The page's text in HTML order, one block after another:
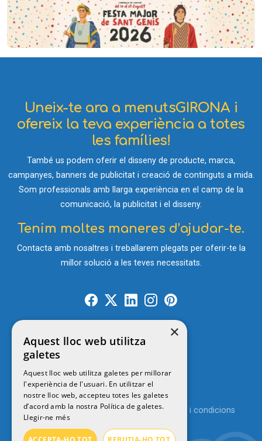
Contacte
© 2026MENUTSGIRONA
Uneix-te ara a menutsGIRONA i
ofereix la teva experiència a totes
les famílies!
També us podem oferir el disseny de producte, marca,
campanyes, banners de publicitat i creació de continguts a mida.
Som professionals amb llarga experiència en el camp de la
comunicació, la publicitat i el disseny.
Tenim moltes maneres d’ajudar-te.
Contacta amb nosaltres i treballarem plegats per oferir-te la
millor solució a les teves necessitats.
Política de privacitat Avís legal
Termes i condicions
×
Aquest lloc web utilitza
galetes
Aquest lloc web utilitza galetes per millorar
l'experiència de l'usuari. En utilitzar el
nostre lloc web, accepteu totes les galetes
d’acord amb la nostra Política de galetes.
Llegir-ne més